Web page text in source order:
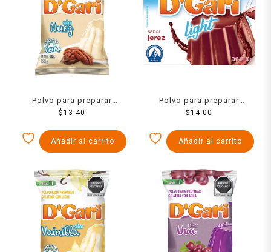
Polvo para preparar
gelatina D´Gari de leche
$13.40
Añadir al carrito
Polvo para preparar
gelatina D´Gari de agua
$14.00
Añadir al carrito